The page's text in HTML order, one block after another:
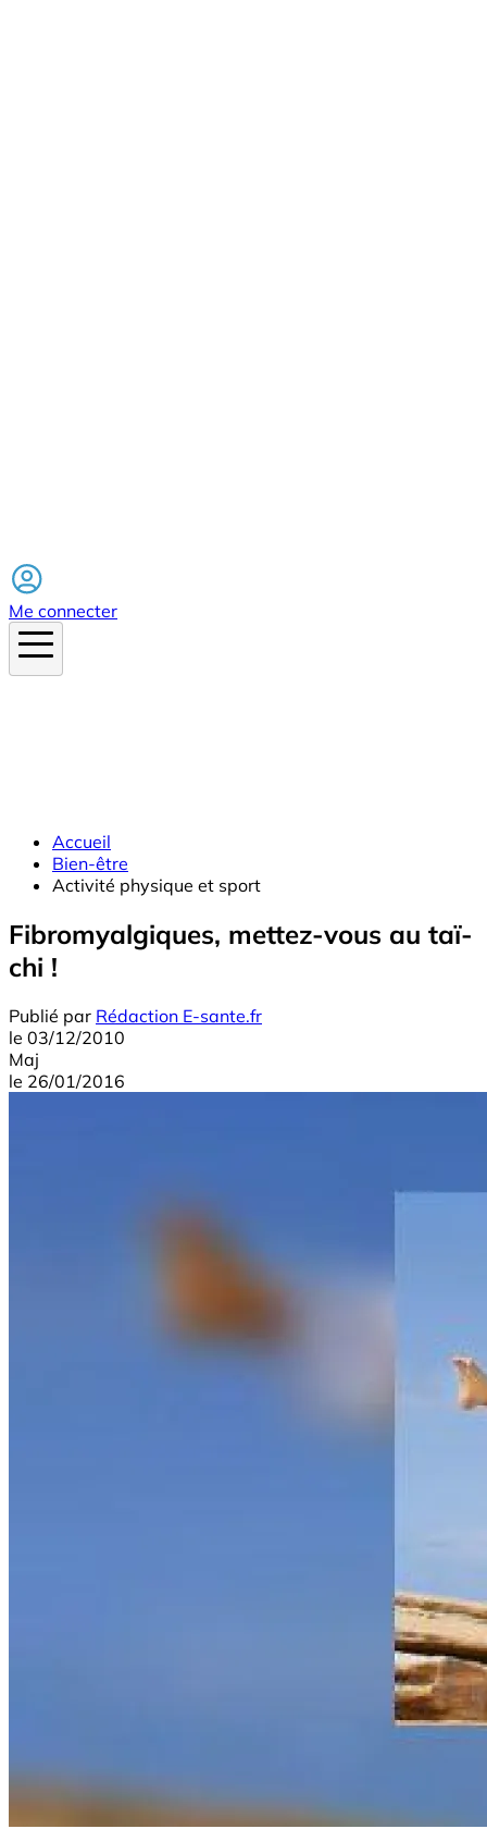
Me connecter
Accueil
Bien-être
Activité physique et sport
Fibromyalgiques, mettez-vous au taï-
chi !
Publié par Rédaction E-sante.fr
le 03/12/2010
Maj
le 26/01/2016